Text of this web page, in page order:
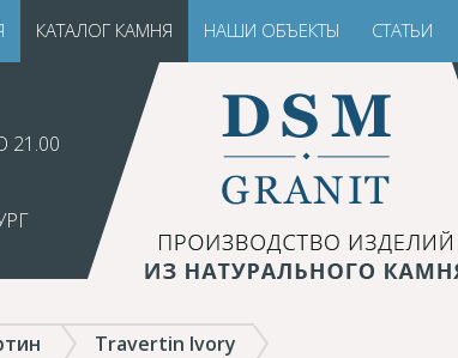
КАТАЛОГ КАМНЯ НАШИ ОБЪЕКТЫ СТАТЬИ
21.00
Travertin Ivory